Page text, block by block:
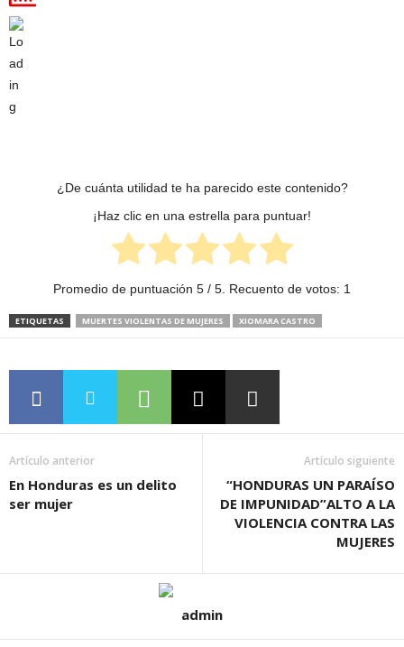
¿De cuánta utilidad te ha parecido este contenido?
¡Haz clic en una estrella para puntuar!
Promedio de puntuación 5 / 5. Recuento de votos: 1
ETIQUETAS MUERTES VIOLENTAS DE MUJERES XIOMARA CASTRO
Artículo anterior
En Honduras es un delito
ser mujer
Artículo siguiente
“HONDURAS UN PARAÍSO
DE IMPUNIDAD”ALTO A LA
VIOLENCIA CONTRA LAS
MUJERES
admin